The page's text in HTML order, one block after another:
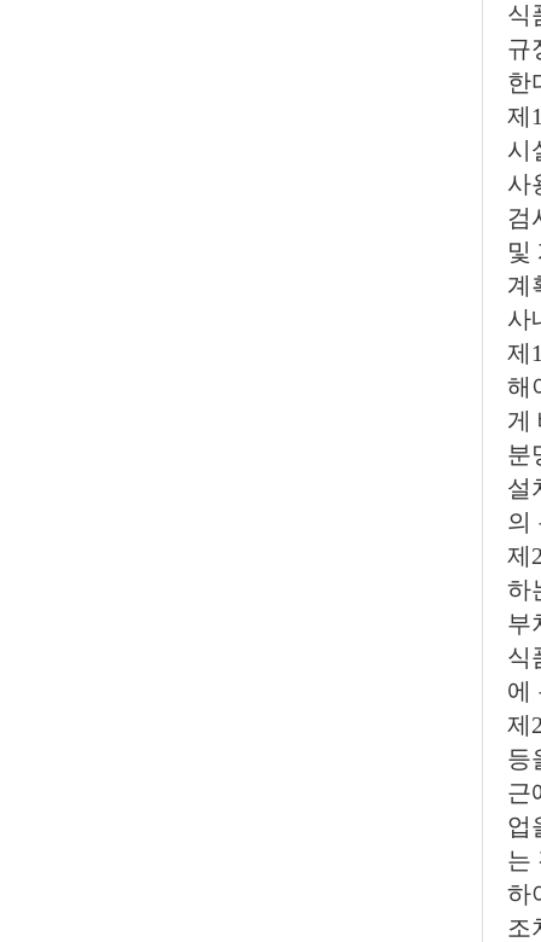
식
규
한
제
시
사
검
및
계
사
제
해
게
분
설
의
제
하
부
식
에
제
등
근
업
는
하
조